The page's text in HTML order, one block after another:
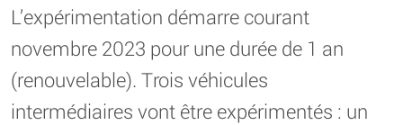
L’expérimentation démarre courant
novembre 2023 pour une durée de 1 an
(renouvelable). Trois véhicules
intermédiaires vont être expérimentés : un